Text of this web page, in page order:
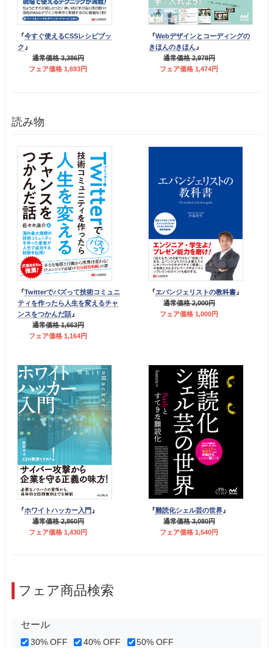
『今すぐ使えるCSSレシピブッ
ク 』
通常価格 3,386円
フェア価格 1,693円
『Webデザインとコーディングの
きほんのきほん 』
通常価格 2,978円
フェア価格 1,474円
読み物
『Twitterでバズって技術コミュニ
ティを作ったら人生を変えるチャ
ンスをつかんだ話』
通常価格 1,663円
フェア価格 1,164円
『エバンジェリストの教科書 』
通常価格 2,000円
フェア価格 1,000円
『ホワイトハッカー入門 』
通常価格 2,860円
フェア価格 1,430円
『難読化シェル芸の世界 』
通常価格 3,080円
フェア価格 1,540円
フェア商品検索
セール
30% OFF 40% OFF 50% OFF